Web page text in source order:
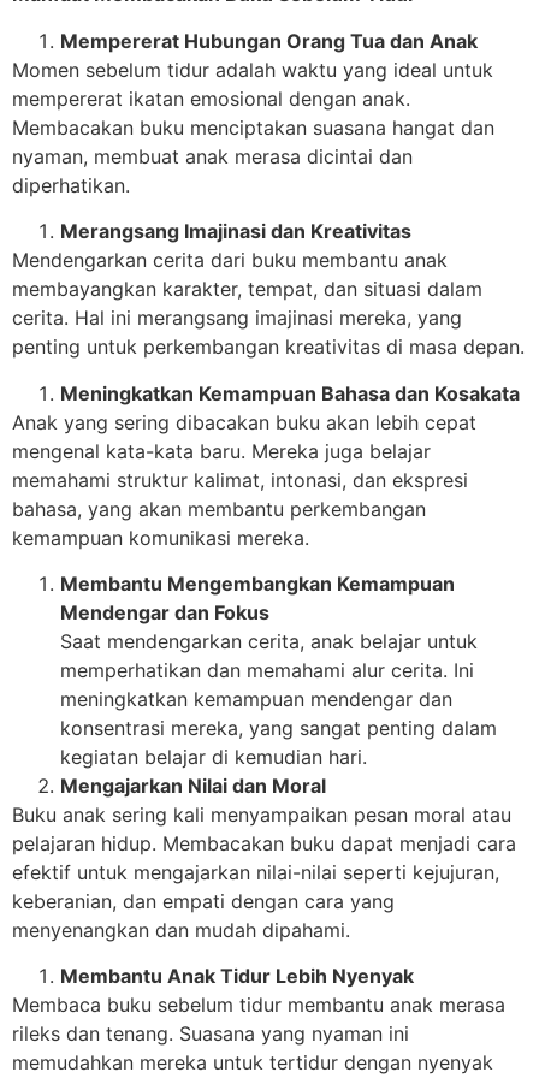
Mempererat Hubungan Orang Tua dan Anak
Momen sebelum tidur adalah waktu yang ideal untuk
mempererat ikatan emosional dengan anak.
Membacakan buku menciptakan suasana hangat dan
nyaman, membuat anak merasa dicintai dan
diperhatikan.
Merangsang Imajinasi dan Kreativitas
Mendengarkan cerita dari buku membantu anak
membayangkan karakter, tempat, dan situasi dalam
cerita. Hal ini merangsang imajinasi mereka, yang
penting untuk perkembangan kreativitas di masa depan.
Meningkatkan Kemampuan Bahasa dan Kosakata
Anak yang sering dibacakan buku akan lebih cepat
mengenal kata-kata baru. Mereka juga belajar
memahami struktur kalimat, intonasi, dan ekspresi
bahasa, yang akan membantu perkembangan
kemampuan komunikasi mereka.
Membantu Mengembangkan Kemampuan
Mendengar dan Fokus
Saat mendengarkan cerita, anak belajar untuk
memperhatikan dan memahami alur cerita. Ini
meningkatkan kemampuan mendengar dan
konsentrasi mereka, yang sangat penting dalam
kegiatan belajar di kemudian hari.
Mengajarkan Nilai dan Moral
Buku anak sering kali menyampaikan pesan moral atau
pelajaran hidup. Membacakan buku dapat menjadi cara
efektif untuk mengajarkan nilai-nilai seperti kejujuran,
keberanian, dan empati dengan cara yang
menyenangkan dan mudah dipahami.
Membantu Anak Tidur Lebih Nyenyak
Membaca buku sebelum tidur membantu anak merasa
rileks dan tenang. Suasana yang nyaman ini
memudahkan mereka untuk tertidur dengan nyenyak